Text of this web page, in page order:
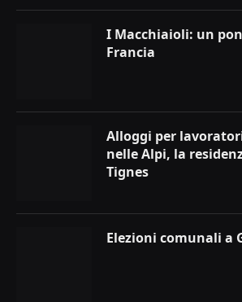
I Macchiaioli: un
Francia
Alloggi per
nelle Alpi, la
Tignes
Elezioni comunali a